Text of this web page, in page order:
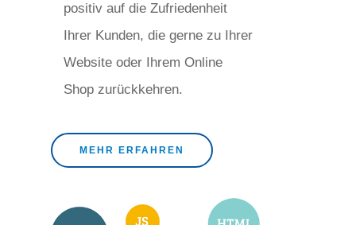
positiv auf die Zufriedenheit
Ihrer Kunden, die gerne zu Ihrer
Website oder Ihrem Online
Shop zurückkehren.
MEHR ERFAHREN